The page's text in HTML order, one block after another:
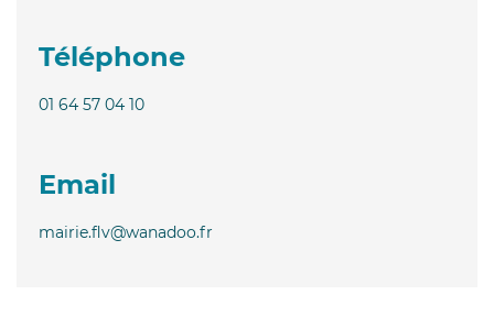
Téléphone
01 64 57 04 10
Email
mairie.flv@wanadoo.fr